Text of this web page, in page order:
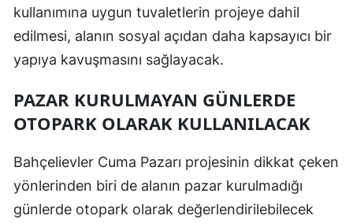
kullanımına uygun tuvaletlerin projeye dahil
edilmesi, alanın sosyal açıdan daha kapsayıcı bir
yapıya kavuşmasını sağlayacak.
PAZAR KURULMAYAN GÜNLERDE
OTOPARK OLARAK KULLANILACAK
Bahçelievler Cuma Pazarı projesinin dikkat çeken
yönlerinden biri de alanın pazar kurulmadığı
günlerde otopark olarak değerlendirilebilecek